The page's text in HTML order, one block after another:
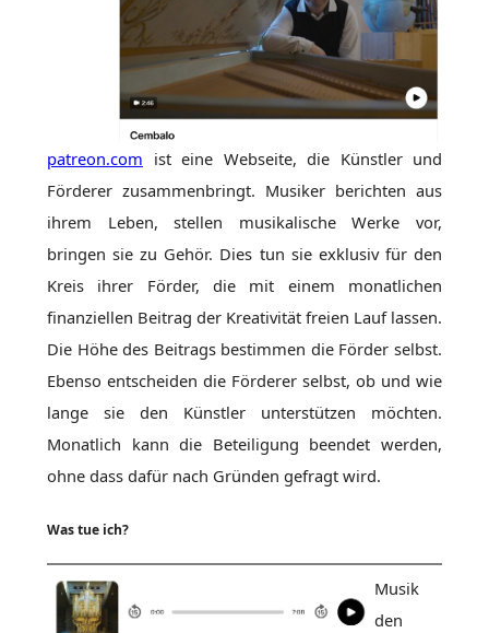
patreon.com ist eine Webseite, die Künstler und
Förderer zusammenbringt. Musiker berichten aus
ihrem Leben, stellen musikalische Werke vor,
bringen sie zu Gehör. Dies tun sie exklusiv für den
Kreis ihrer Förder, die mit einem monatlichen
finanziellen Beitrag der Kreativität freien Lauf lassen.
Die Höhe des Beitrags bestimmen die Förder selbst.
Ebenso entscheiden die Förderer selbst, ob und wie
lange sie den Künstler unterstützen möchten.
Monatlich kann die Beteiligung beendet werden,
ohne dass dafür nach Gründen gefragt wird.
Was tue ich?
Musik
den